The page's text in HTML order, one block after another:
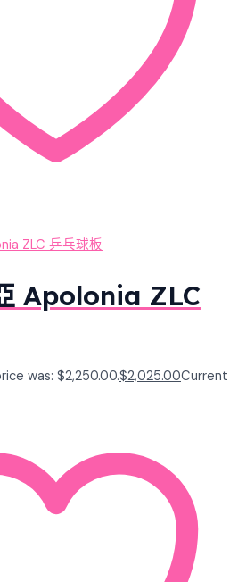
Apolonia ZLC
was: $2,250.00.$2,025.00Current